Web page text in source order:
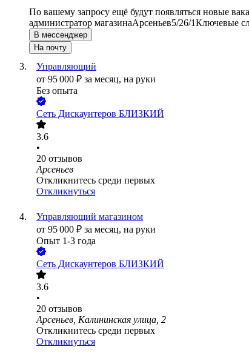
По вашему запросу ещё будут появляться новые
администратор магазинаАрсеньев5/26/1Ключевые
В мессенджер
На почту
Управляющий
от 95 000 ₽ за месяц, на руки
Без опыта
Сеть Дискаунтеров БЛИЗКИЙ
3.6
•
20 отзывов
Арсеньев
Откликнитесь среди первых
Откликнуться
Управляющий магазином
от 95 000 ₽ за месяц, на руки
Опыт 1-3 года
Сеть Дискаунтеров БЛИЗКИЙ
3.6
•
20 отзывов
Арсеньев, Калининская улица, 2
Откликнитесь среди первых
Откликнуться